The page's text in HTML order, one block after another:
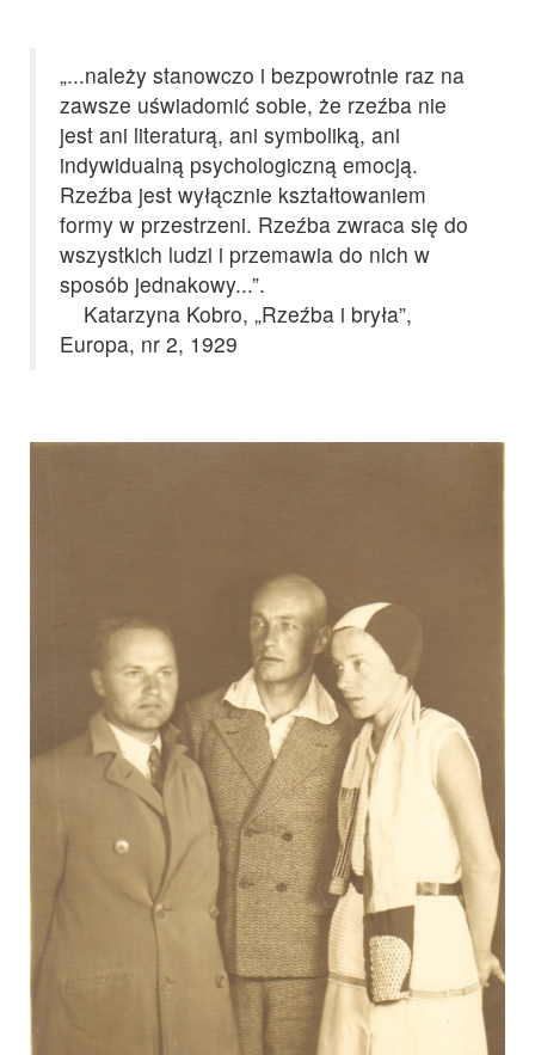
„...należy stanowczo i bezpowrotnie raz na
zawsze uświadomić sobie, że rzeźba nie
jest ani literaturą, ani symboliką, ani
indywidualną psychologiczną emocją.
Rzeźba jest wyłącznie kształtowaniem
formy w przestrzeni. Rzeźba zwraca się do
wszystkich ludzi i przemawia do nich w
sposób jednakowy...”.
Katarzyna Kobro, „Rzeźba i bryła”,
Europa, nr 2, 1929